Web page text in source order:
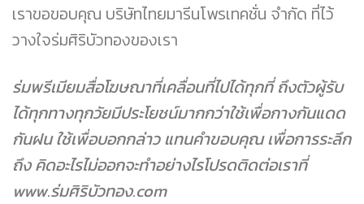
เราขอขอบคุณ บริษัทไทยมารีนโพรเทคชั่น จำกัด ที่ไว้
วางใจร่มศิริบัวทองของเรา
ร่มพรีเมียมสื่อโฆษณาที่เคลื่อนที่ไปได้ทุกที่ ถึงตัวผู้รับ
ได้ทุกทางทุกวัยมีประโยชน์มากกว่าใช้เพื่อกางกันแดด
กันฝน ใช้เพื่อบอกกล่าว แทนคำขอบคุณ เพื่อการระลึก
ถึง คิดอะไรไม่ออกจะทำอย่างไรโปรดติดต่อเราที่
www.ร่มศิริบัวทอง.com